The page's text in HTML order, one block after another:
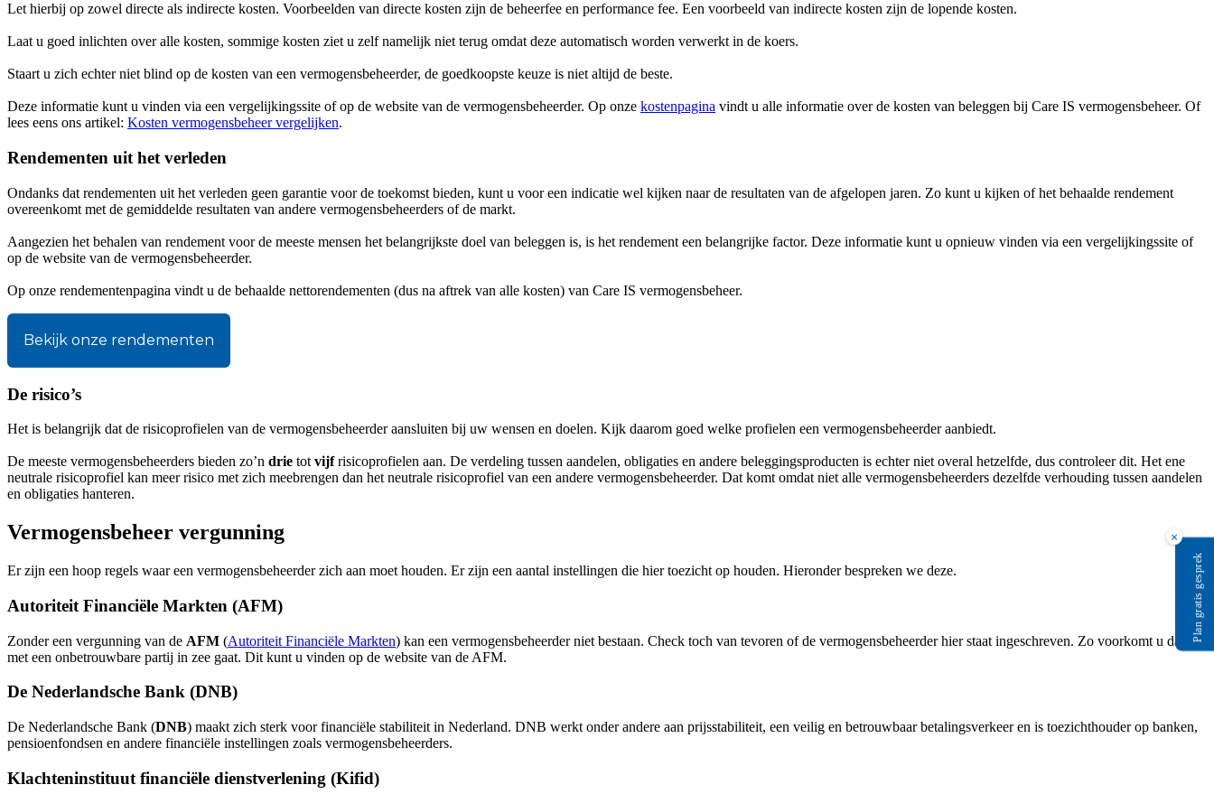
Let hierbij op zowel directe als indirecte kosten. Voorbeelden van directe kosten zijn de beheerfee en performance fee. Een voorbeeld van indirecte kosten zijn de lopende kosten.
Laat u goed inlichten over alle kosten, sommige kosten ziet u zelf namelijk niet terug omdat deze automatisch worden verwerkt in de koers.
Staart u zich echter niet blind op de kosten van een vermogensbeheerder, de goedkoopste keuze is niet altijd de beste.
Deze informatie kunt u vinden via een vergelijkingssite of op de website van de vermogensbeheerder. Op onze kostenpagina vindt u alle informatie over de kosten van beleggen bij Care IS vermogensbeheer. Of
lees eens ons artikel: Kosten vermogensbeheer vergelijken.
Rendementen uit het verleden
Ondanks dat rendementen uit het verleden geen garantie voor de toekomst bieden, kunt u voor een indicatie wel kijken naar de resultaten van de afgelopen jaren. Zo kunt u kijken of het behaalde rendement
overeenkomt met de gemiddelde resultaten van andere vermogensbeheerders of de markt.
Aangezien het behalen van rendement voor de meeste mensen het belangrijkste doel van beleggen is, is het rendement een belangrijke factor. Deze informatie kunt u opnieuw vinden via een vergelijkingssite of
op de website van de vermogensbeheerder.
Op onze rendementenpagina vindt u de behaalde nettorendementen (dus na aftrek van alle kosten) van Care IS vermogensbeheer.
Bekijk onze rendementen
De risico’s
Het is belangrijk dat de risicoprofielen van de vermogensbeheerder aansluiten bij uw wensen en doelen. Kijk daarom goed welke profielen een vermogensbeheerder aanbiedt.
De meeste vermogensbeheerders bieden zo’n drie tot vijfrisicoprofielen aan. De verdeling tussen aandelen, obligaties en andere beleggingsproducten is echter niet overal hetzelfde, dus controleer dit. Het ene
neutrale risicoprofiel kan meer risico met zich meebrengen dan het neutrale risicoprofiel van een andere vermogensbeheerder. Dat komt omdat niet alle vermogensbeheerders dezelfde verhouding tussen aandelen
en obligaties hanteren.
Vermogensbeheer vergunning
Er zijn een hoop regels waar een vermogensbeheerder zich aan moet houden. Er zijn een aantal instellingen die hier toezicht op houden. Hieronder bespreken we deze.
Autoriteit Financiële Markten (AFM)
Zonder een vergunning van de AFM (Autoriteit Financiële Markten) kan een vermogensbeheerder niet bestaan. Check toch van tevoren of de vermogensbeheerder hier staat ingeschreven. Zo voorkomt u dat u
met een onbetrouwbare partij in zee gaat. Dit kunt u vinden op de website van de AFM.
De Nederlandsche Bank (DNB)
De Nederlandsche Bank (DNB) maakt zich sterk voor financiële stabiliteit in Nederland. DNB werkt onder andere aan prijsstabiliteit, een veilig en betrouwbaar betalingsverkeer en is toezichthouder op banken,
pensioenfondsen en andere financiële instellingen zoals vermogensbeheerders.
Klachteninstituut financiële dienstverlening (Kifid)
×
Plan gratis gesprek